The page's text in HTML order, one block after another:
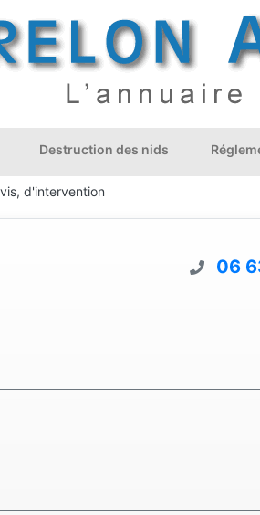
Destruction des nids
d'intervention
06